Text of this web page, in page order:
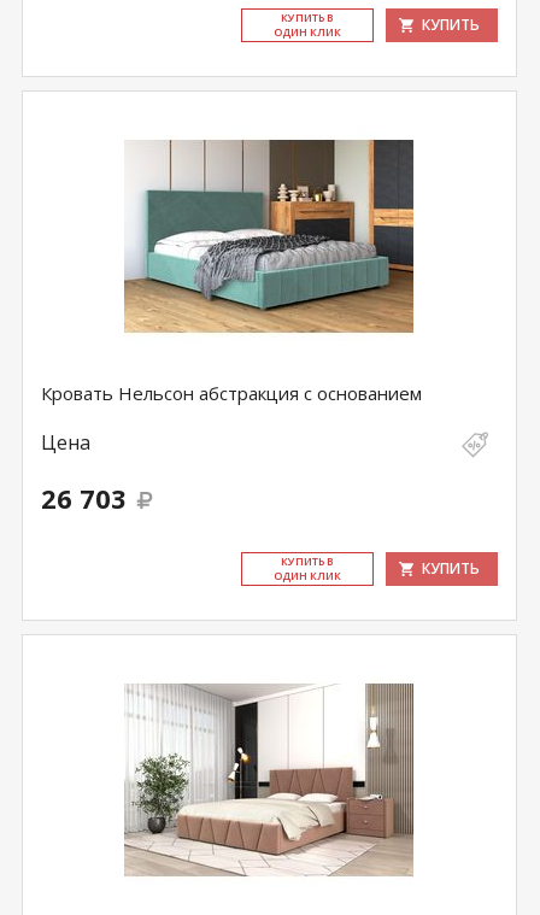
КУ­ПИТЬ В
ОДИН КЛИК
КУПИТЬ
Кровать Нельсон абстракция с основанием
Цена
26 703
КУ­ПИТЬ В
ОДИН КЛИК
КУПИТЬ